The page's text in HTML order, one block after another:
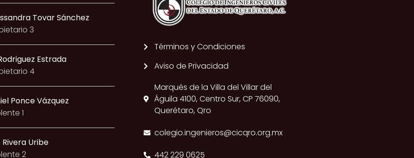
Tovar Sánchez
3
Estrada
4
Ponce Vázquez
1
Rivera Uribe
2
Términos y Condiciones
Aviso de Privacidad
Marqués de la Villa del Villar del
Águila 4100, Centro Sur, CP 76090,
Querétaro, Qro
colegio.ingenieros@cicqro.org.mx
442 229 0625